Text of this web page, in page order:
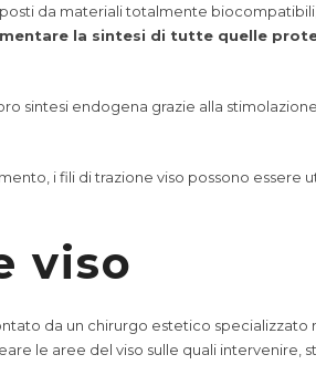
da materiali totalmente
la sintesi di tutte quelle
sintesi endogena grazie alla
i fili di trazione viso possono essere
viso
da un chirurgo estetico specializzato
le aree del viso sulle quali intervenire,